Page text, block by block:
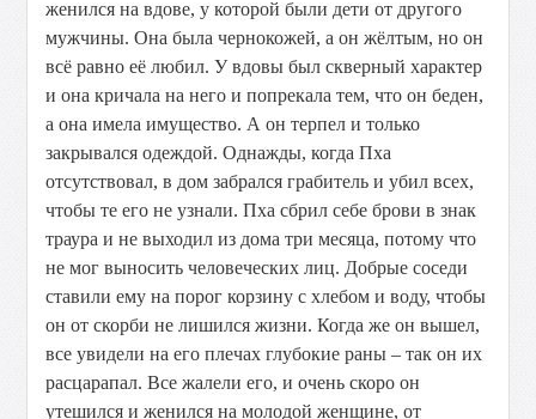
женился на вдове, у которой были дети от другого
мужчины. Она была чернокожей, а он жёлтым, но он
всё равно её любил. У вдовы был скверный характер
и она кричала на него и попрекала тем, что он беден,
а она имела имущество. А он терпел и только
закрывался одеждой. Однажды, когда Пха
отсутствовал, в дом забрался грабитель и убил всех,
чтобы те его не узнали. Пха сбрил себе брови в знак
траура и не выходил из дома три месяца, потому что
не мог выносить человеческих лиц. Добрые соседи
ставили ему на порог корзину с хлебом и воду, чтобы
он от скорби не лишился жизни. Когда же он вышел,
все увидели на его плечах глубокие раны – так он их
расцарапал. Все жалели его, и очень скоро он
утешился и женился на молодой женщине, от